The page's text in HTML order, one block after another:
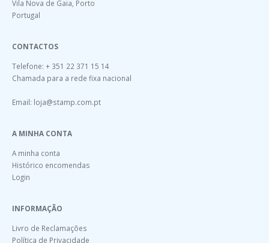
Vila Nova de Gaia, Porto
Portugal
CONTACTOS
Telefone: + 351 22 371 15 14
Chamada para a rede fixa nacional
Email: loja@stamp.com.pt
A MINHA CONTA
A minha conta
Histórico encomendas
Login
INFORMAÇÃO
Livro de Reclamações
Política de Privacidade